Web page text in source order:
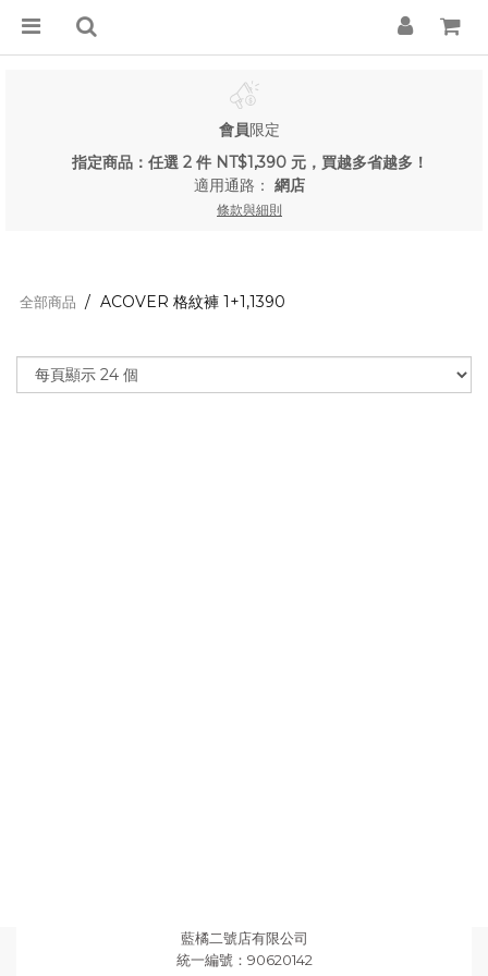
會員限定
指定商品：任選 2 件 NT$1,390 元，買越多省越多！
適用通路： 網店
條款與細則
全部商品 ACOVER 格紋褲 1+1,1390
藍橘二號店有限公司
統一編號：90620142